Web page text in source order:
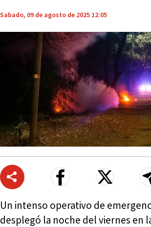
Sabado, 09 de agosto de 2025 12:05
Un intenso operativo de
desplegó la noche del viernes en